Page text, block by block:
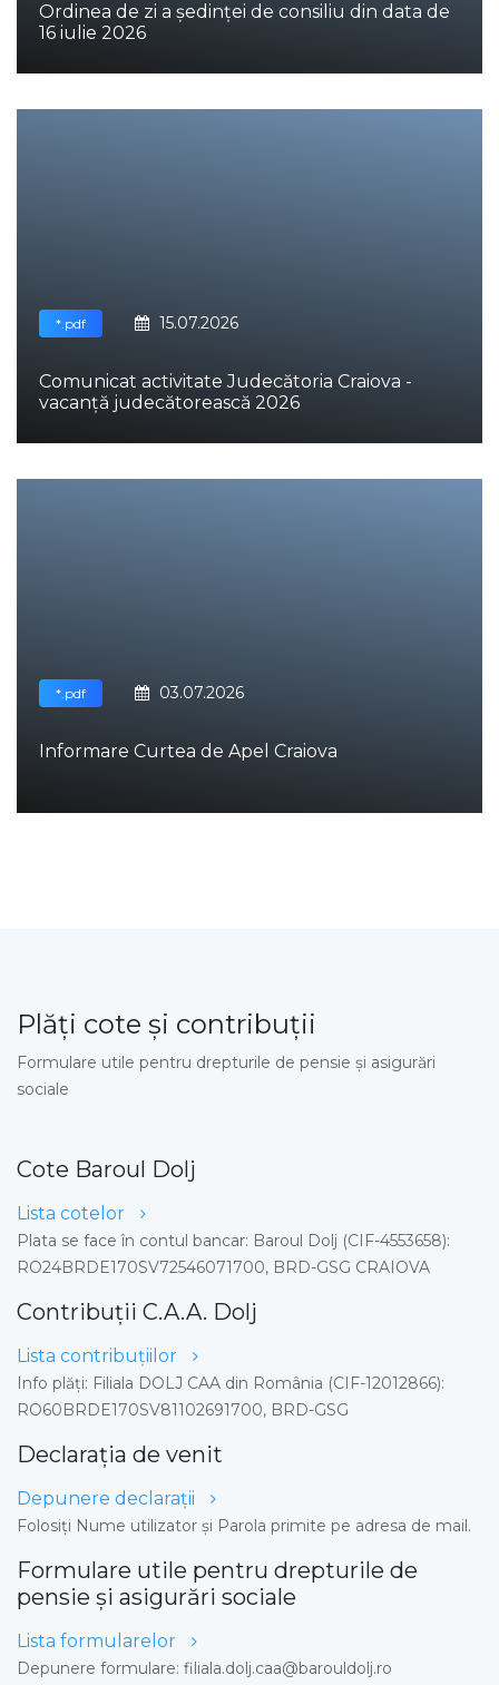
Ordinea de zi a ședinței de consiliu din data de
16 iulie 2026
*.pdf 15.07.2026
Comunicat activitate Judecătoria Craiova -
vacanță judecătorească 2026
*.pdf 03.07.2026
Informare Curtea de Apel Craiova
Plăţi cote şi contribuţii
Formulare utile pentru drepturile de pensie şi asigurări
sociale
Cote Baroul Dolj
Lista cotelor
Plata se face în contul bancar: Baroul Dolj (CIF-4553658):
RO24BRDE170SV72546071700, BRD-GSG CRAIOVA
Contribuții C.A.A. Dolj
Lista contribuțiilor
Info plăţi: Filiala DOLJ CAA din România (CIF-12012866):
RO60BRDE170SV81102691700, BRD-GSG
Declarația de venit
Depunere declaraţii
Folosiți Nume utilizator și Parola primite pe adresa de mail.
Formulare utile pentru drepturile de
pensie și asigurări sociale
Lista formularelor
Depunere formulare: filiala.dolj.caa@barouldolj.ro